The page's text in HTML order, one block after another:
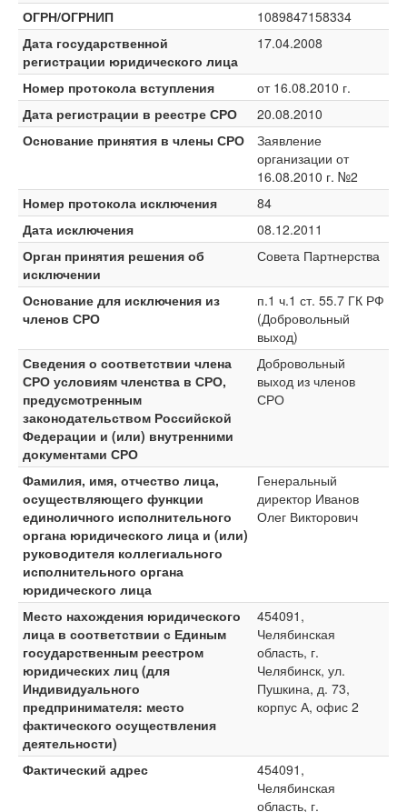
ОГРН/ОГРНИП
1089847158334
Дата государственной
регистрации юридического лица
17.04.2008
Номер протокола вступления
от 16.08.2010 г.
Дата регистрации в реестре СРО
20.08.2010
Основание принятия в члены СРО
Заявление
организации от
16.08.2010 г. №2
Номер протокола исключения
84
Дата исключения
08.12.2011
Орган принятия решения об
исключении
Совета Партнерства
Основание для исключения из
членов СРО
п.1 ч.1 ст. 55.7 ГК РФ
(Добровольный
выход)
Сведения о соответствии члена
СРО условиям членства в СРО,
предусмотренным
законодательством Российской
Федерации и (или) внутренними
документами СРО
Добровольный
выход из членов
СРО
Фамилия, имя, отчество лица,
осуществляющего функции
единоличного исполнительного
органа юридического лица и (или)
руководителя коллегиального
исполнительного органа
юридического лица
Генеральный
директор Иванов
Олег Викторович
Место нахождения юридического
лица в соответствии с Единым
государственным реестром
юридических лиц (для
Индивидуального
предпринимателя: место
фактического осуществления
деятельности)
454091,
Челябинская
область, г.
Челябинск, ул.
Пушкина, д. 73,
корпус А, офис 2
Фактический адрес
454091,
Челябинская
область, г.